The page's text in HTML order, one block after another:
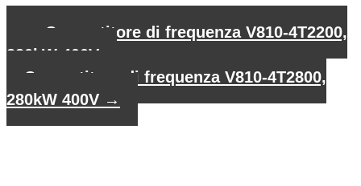
Convertitore di frequenza V810-4T2200,
220kW 400V
Convertitore di frequenza V810-4T2800,
280kW 400V →